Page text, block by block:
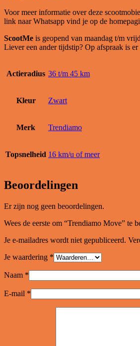
Voor meer informatie over deze
link naar Whatsapp vind je op de
ScootMe is geopend van maandag t/m
Liever een ander tijdstip? Op afspraak is
Actieradius 36 t/m 45 km
Kleur Zwart
Merk Trendiamo
Topsnelheid 16 km/u of meer
Beoordelingen
Er zijn nog geen beoordelingen.
Wees de eerste om “Trendiamo Move” te
Je e-mailadres wordt niet gepubliceerd.
Je waardering *
Naam *
E-mail *